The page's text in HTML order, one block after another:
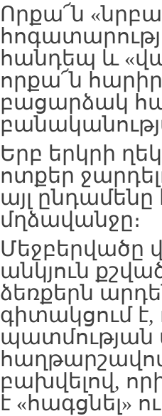
Որքա՜ն
հանդեպ և
որքա՜ն
բացարձակ
Երբ երկրի
ոտքեր
այլ
մղձավանջը։
Մեջբերվածը
անկյուն
ձեռքերն
գիտակցում է,
պատմության
բախվելով,
է «հագցնել»